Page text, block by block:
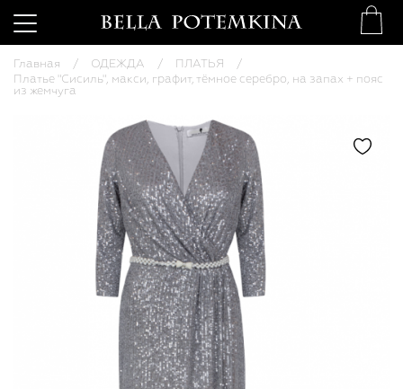
Главная ОДЕЖДА
ПЛАТЬЯ
Платье "Сисиль", макси, графит, тёмное серебро, на запах + пояс
из жемчуга